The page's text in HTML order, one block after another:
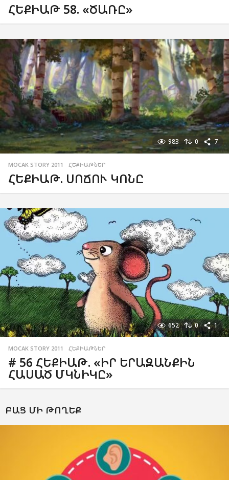
ՀԵՔԻԱԹ 58. «ԾԱՌԸ»
983 0 7
MOCAK STORY 2011 ,ՀԵՔԻԱԹՆԵՐ
ՀԵՔԻԱԹ. ՍՈՃՈՒ ԿՈՆԸ
652 0 1
MOCAK STORY 2011 ,ՀԵՔԻԱԹՆԵՐ
# 56 ՀԵՔԻԱԹ. «ԻՐ ԵՐԱԶԱՆՔԻՆ
ՀԱՍԱԾ ՄԿՆԻԿԸ»
ԲԱՑ ՄԻ ԹՈՂԵՔ